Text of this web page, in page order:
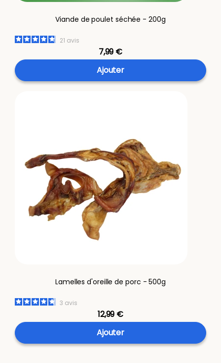
Viande de poulet séchée - 200g
21 avis
7,99 €
Ajouter
Lamelles d'oreille de porc - 500g
3 avis
12,99 €
Ajouter